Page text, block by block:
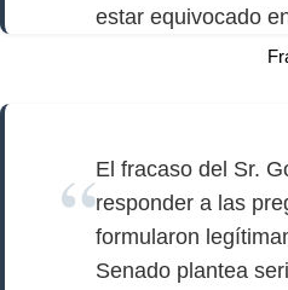
estar equivocado
El fracaso del Sr.
responder a las
formularon
Senado plantea